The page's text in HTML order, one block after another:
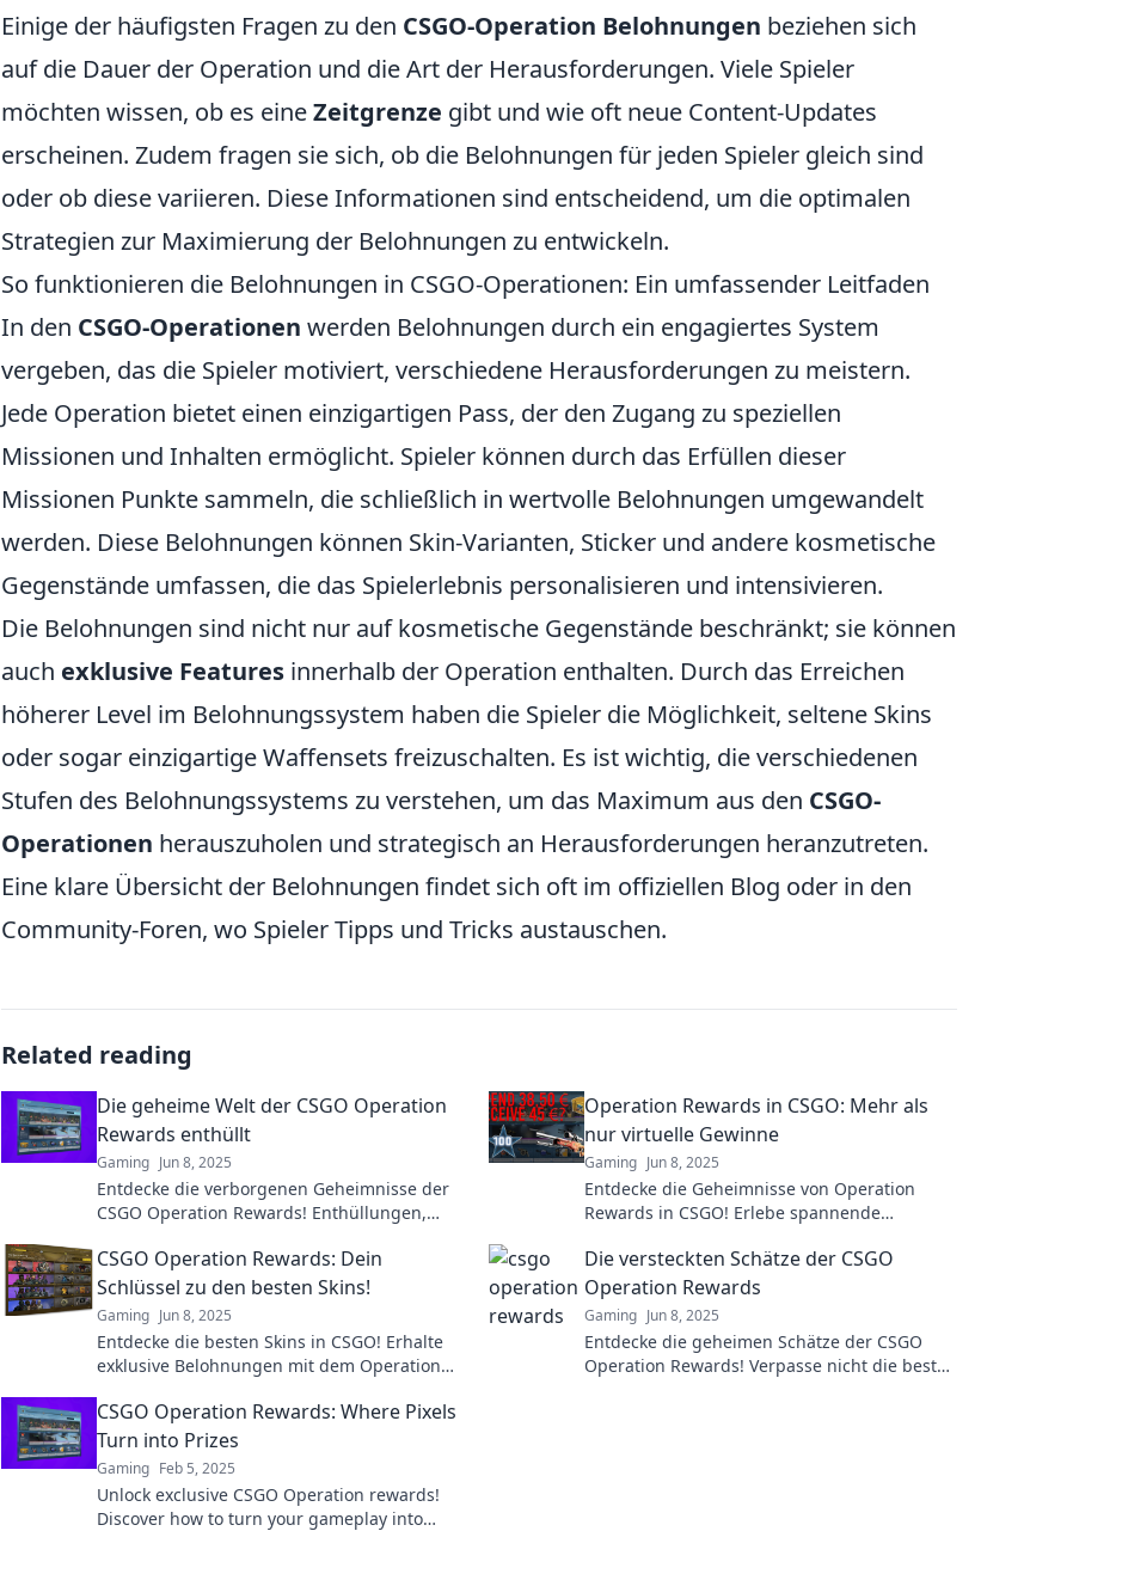
Einige der häufigsten Fragen zu den CSGO-Operation Belohnungen beziehen sich
auf die Dauer der Operation und die Art der Herausforderungen. Viele Spieler
möchten wissen, ob es eineZeitgrenze gibt und wie oft neue Content-Updates
erscheinen. Zudem fragen sie sich, ob die Belohnungen für jeden Spieler gleich sind
oder ob diese variieren. Diese Informationen sind entscheidend, um die optimalen
Strategien zur Maximierung der Belohnungen zu entwickeln.
So funktionieren die Belohnungen in CSGO-Operationen: Ein umfassender Leitfaden
In den CSGO-Operationen werden Belohnungen durch ein engagiertes System
vergeben, das die Spieler motiviert, verschiedene Herausforderungen zu meistern.
Jede Operation bietet einen einzigartigen Pass, der den Zugang zu speziellen
Missionen und Inhalten ermöglicht. Spieler können durch das Erfüllen dieser
Missionen Punkte sammeln, die schließlich in wertvolle Belohnungen umgewandelt
werden. Diese Belohnungen können Skin-Varianten, Sticker und andere kosmetische
Gegenstände umfassen, die das Spielerlebnis personalisieren und intensivieren.
Die Belohnungen sind nicht nur auf kosmetische Gegenstände beschränkt; sie können
auch exklusive Features innerhalb der Operation enthalten. Durch das Erreichen
höherer Level im Belohnungssystem haben die Spieler die Möglichkeit, seltene Skins
oder sogar einzigartige Waffensets freizuschalten. Es ist wichtig, die verschiedenen
Stufen des Belohnungssystems zu verstehen, um das Maximum aus den CSGO-
Operationen herauszuholen und strategisch an Herausforderungen heranzutreten.
Eine klare Übersicht der Belohnungen findet sich oft im offiziellen Blog oder in den
Community-Foren, wo Spieler Tipps und Tricks austauschen.
Related reading
Die geheime Welt der CSGO Operation
Rewards enthüllt
Gaming Jun 8, 2025
Entdecke die verborgenen Geheimnisse der
CSGO Operation Rewards! Enthüllungen,
darfst!
Operation Rewards in CSGO: Mehr als
nur virtuelle Gewinne
Gaming Jun 8, 2025
Entdecke die Geheimnisse von Operation
Rewards in CSGO! Erlebe spannende
mehr als nur virtuelle Gewinne!
CSGO Operation Rewards: Dein
Schlüssel zu den besten Skins!
Gaming Jun 8, 2025
Entdecke die besten Skins in CSGO! Erhalte
exklusive Belohnungen mit dem Operation
Community!
Die versteckten Schätze der CSGO
Operation Rewards
Gaming Jun 8, 2025
Entdecke die geheimen Schätze der CSGO
Operation Rewards! Verpasse nicht die besten
CSGO Operation Rewards: Where Pixels
Turn into Prizes
Gaming Feb 5, 2025
Unlock exclusive CSGO Operation rewards!
Discover how to turn your gameplay into